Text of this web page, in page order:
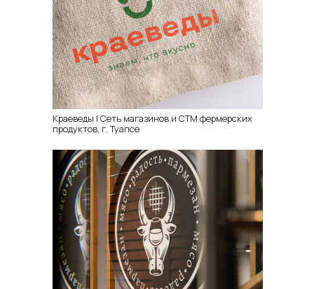
Краеведы | Сеть магазинов и СТМ фермерских
продуктов, г. Туапсе